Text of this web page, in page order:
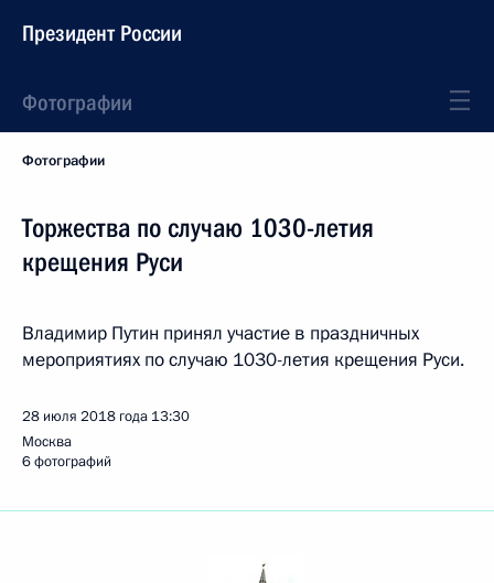
Президент России
Фотографии
Фотографии
Торжества по случаю 1030-летия
крещения Руси
Владимир Путин принял участие в праздничных
мероприятиях по случаю 1030-летия крещения Руси.
28 июля 2018 года 13:30
Москва
6 фотографий